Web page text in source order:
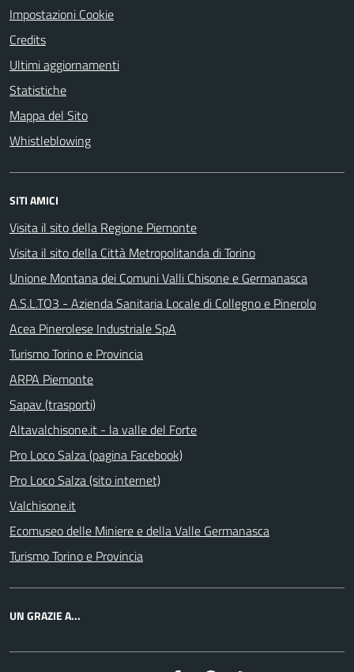
Impostazioni Cookie
Credits
Ultimi aggiornamenti
Statistiche
Mappa del Sito
Whistleblowing
SITI AMICI
Visita il sito della Regione Piemonte
Visita il sito della Città Metropolitanda di Torino
Unione Montana dei Comuni Valli Chisone e Germanasca
A.S.L.TO3 - Azienda Sanitaria Locale di Collegno e Pinerolo
Acea Pinerolese Industriale SpA
Turismo Torino e Provincia
ARPA Piemonte
Sapav (trasporti)
Altavalchisone.it - la valle del Forte
Pro Loco Salza (pagina Facebook)
Pro Loco Salza (sito internet)
Valchisone.it
Ecomuseo delle Miniere e della Valle Germanasca
Turismo Torino e Provincia
UN GRAZIE A...